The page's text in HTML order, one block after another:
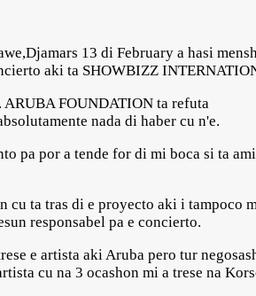
13 di February a hasi
aki ta SHOWBIZZ
FOUNDATION ta refuta
nada di haber cu n'e.
pa por a tende for di mi boca si ta
cu ta tras di e proyecto aki i tampoco
responsabel pa e concierto.
e artista aki Aruba pero tur
cu na 3 ocashon mi a trese na